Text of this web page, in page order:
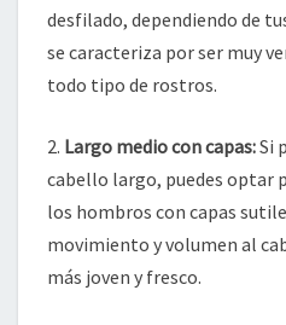
desfilado, dependiendo de
se caracteriza por ser muy
todo tipo de rostros.
2. Largo medio con capas:Si
cabello largo, puedes optar
los hombros con capas
movimiento y volumen al
más joven y fresco.